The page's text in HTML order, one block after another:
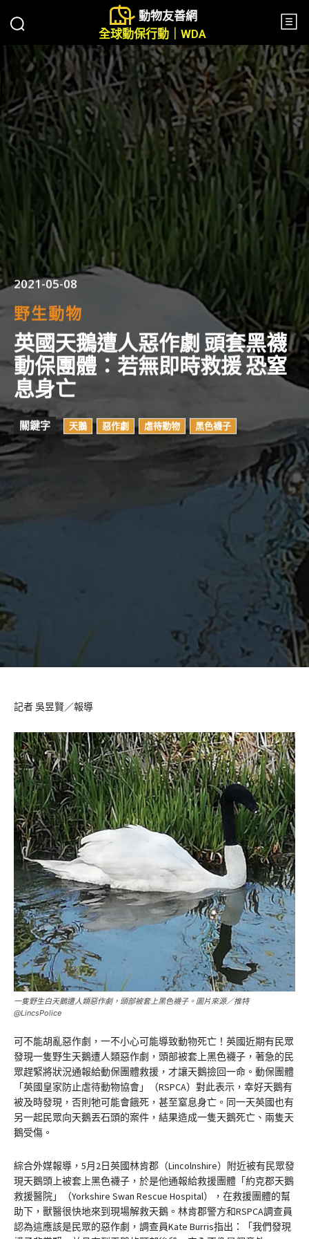
動物友善網
全球動保行動｜WDA
2021-05-08
野生動物
英國天鵝遭人惡作劇 頭套黑襪
動保團體：若無即時救援 恐窒
息身亡
關鍵字 天鵝 惡作劇 虐待動物 黑色襪子
記者 吳昱賢／報導
一隻野生白天鵝遭人類惡作劇，頭部被套上黑色襪子。圖片來源／推特
@LincsPolice
可不能胡亂惡作劇，一不小心可能導致動物死亡！英國近期有民眾
發現一隻野生天鵝遭人類惡作劇，頭部被套上黑色襪子，著急的民
眾趕緊將狀況通報給動保團體救援，才讓天鵝撿回一命。動保團體
「英國皇家防止虐待動物協會」（RSPCA）對此表示，幸好天鵝有
被及時發現，否則牠可能會餓死，甚至窒息身亡。同一天英國也有
另一起民眾向天鵝丟石頭的案件，結果造成一隻天鵝死亡、兩隻天
鵝受傷。
綜合外媒報導，5月2日英國林肯郡（Lincolnshire）附近被有民眾發
現天鵝頭上被套上黑色襪子，於是他通報給救援團體「約克郡天鵝
救援醫院」（Yorkshire Swan Rescue Hospital），在救援團體的幫
助下，獸醫很快地來到現場解救天鵝。林肯郡警方和RSPCA調查員
認為這應該是民眾的惡作劇，調查員Kate Burris指出：「我們發現